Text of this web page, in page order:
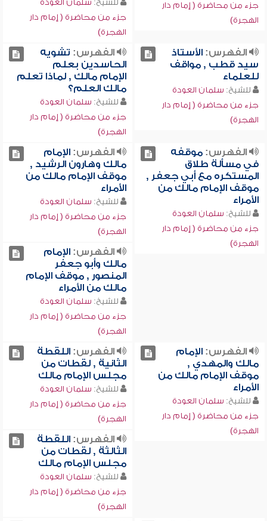
جزء من محاضرة ( إمام دار
الهجرة)
للشيخ: سلمان العودة
جزء من محاضرة ( إمام دار
الهجرة)
الفهرس:الأستاذ
سيد قطب , مواقف
للعلماء
للشيخ: سلمان العودة
جزء من محاضرة ( إمام دار
الهجرة)
الفهرس: تشويه
الحاسدين بعلم
الإمام مالك , لماذا تعلم
مالك العلم؟
للشيخ: سلمان العودة
جزء من محاضرة ( إمام دار
الهجرة)
الفهرس:موقفه
في مسألة طلاق
المستكره مع أبي جعفر ,
موقف الإمام مالك من
الأمراء
للشيخ: سلمان العودة
جزء من محاضرة ( إمام دار
الهجرة)
الفهرس:الإمام
مالك وهارون الرشيد ,
موقف الإمام مالك من
الأمراء
للشيخ: سلمان العودة
جزء من محاضرة ( إمام دار
الهجرة)
الفهرس:الإمام
مالك وأبو جعفر
المنصور , موقف الإمام
مالك من الأمراء
للشيخ: سلمان العودة
جزء من محاضرة ( إمام دار
الهجرة)
الفهرس:الإمام
مالك والمهدي ,
موقف الإمام مالك من
الأمراء
للشيخ: سلمان العودة
جزء من محاضرة ( إمام دار
الهجرة)
الفهرس:اللقطة
الثانية , لقطات من
مجلس الإمام مالك
للشيخ: سلمان العودة
جزء من محاضرة ( إمام دار
الهجرة)
الفهرس:اللقطة
الثالثة , لقطات من
مجلس الإمام مالك
للشيخ: سلمان العودة
جزء من محاضرة ( إمام دار
الهجرة)